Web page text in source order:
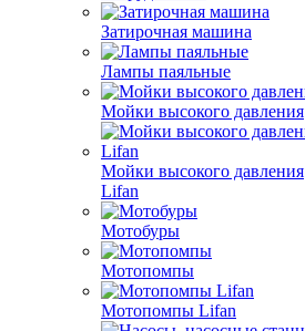
Затирочная машина
Лампы паяльные
Мойки высокого давления
Мойки высокого давления
Lifan
Мотобуры
Мотопомпы
Мотопомпы Lifan